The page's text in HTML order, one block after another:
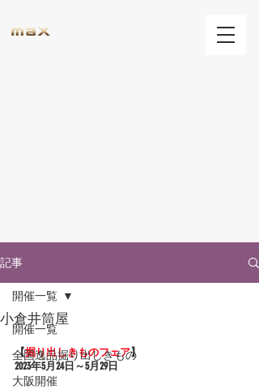
記事
開催一覧
全国逸品掘り出しきもの
大阪開催
開催一覧
小倉井筒屋
【掘り出しきものフェア】
2023年5月24日～5月29日